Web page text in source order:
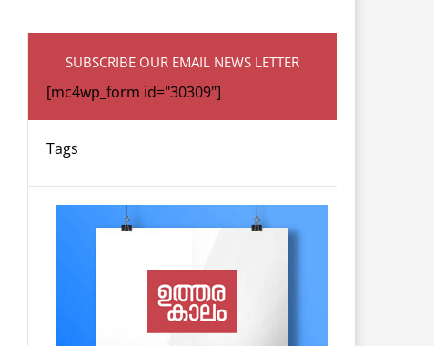
SUBSCRIBE OUR EMAIL NEWS LETTER
[mc4wp_form id="30309"]
Tags